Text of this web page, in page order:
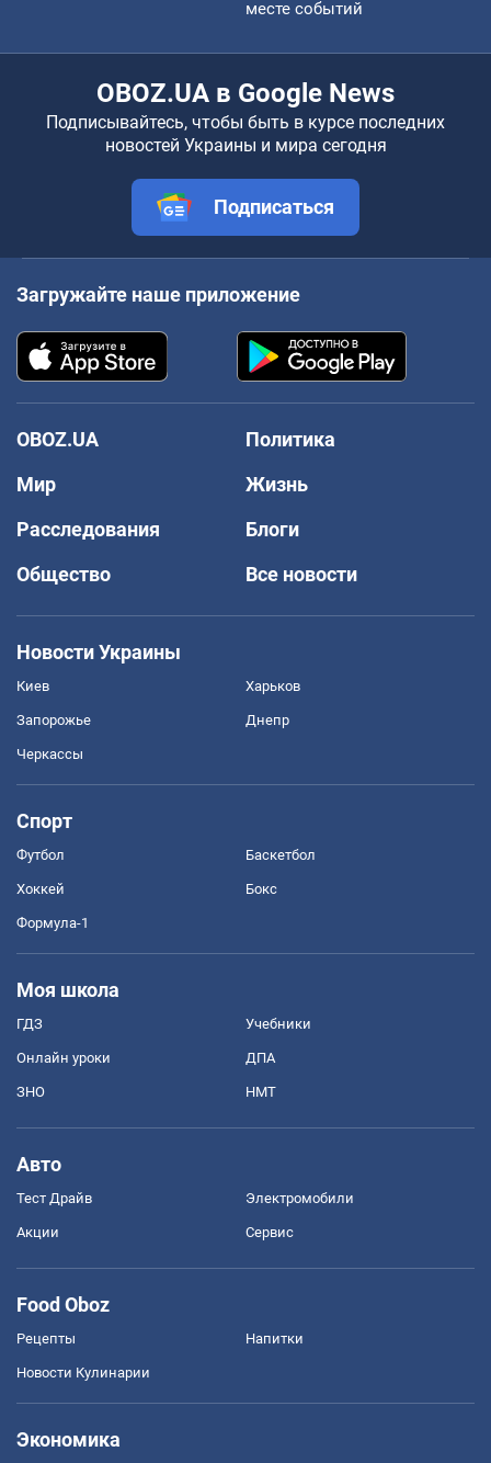
месте событий
OBOZ.UA в Google News
Подписывайтесь, чтобы быть в курсе последних
новостей Украины и мира сегодня
Подписаться
Загружайте наше приложение
OBOZ.UA
Политика
Мир
Жизнь
Расследования
Блоги
Общество
Все новости
Новости Украины
Киев Харьков
Запорожье Днепр
Черкассы
Спорт
Футбол Баскетбол
Хоккей Бокс
Формула-1
Моя школа
ГДЗ Учебники
Онлайн уроки ДПА
ЗНО НМТ
Авто
Тест Драйв Электромобили
Акции Сервис
Food Oboz
Рецепты Напитки
Новости Кулинарии
Экономика